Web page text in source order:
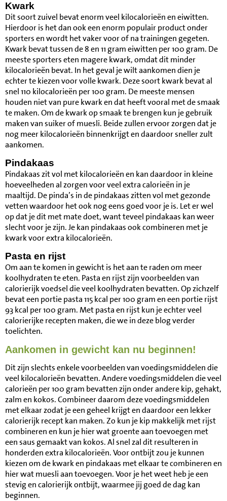
Kwark
Dit soort zuivel bevat enorm veel kilocalorieën en eiwitten.
Hierdoor is het dan ook een enorm populair product onder
sporters en wordt het vaker voor of na trainingen gegeten.
Kwark bevat tussen de 8 en 11 gram eiwitten per 100 gram. De
meeste sporters eten magere kwark, omdat dit minder
kilocalorieën bevat. In het geval je wilt aankomen dien je
echter te kiezen voor volle kwark. Deze soort kwark bevat al
snel 110 kilocalorieën per 100 gram. De meeste mensen
houden niet van pure kwark en dat heeft vooral met de smaak
te maken. Om de kwark op smaak te brengen kun je gebruik
maken van suiker of muesli. Beide zullen ervoor zorgen dat je
nog meer kilocalorieën binnenkrijgt en daardoor sneller zult
aankomen.
Pindakaas
Pindakaas zit vol met kilocalorieën en kan daardoor in kleine
hoeveelheden al zorgen voor veel extra calorieën in je
maaltijd. De pinda’s in de pindakaas zitten vol met gezonde
vetten waardoor het ook nog eens goed voor je is. Let er wel
op dat je dit met mate doet, want teveel pindakaas kan weer
slecht voor je zijn. Je kan pindakaas ook combineren met je
kwark voor extra kilocalorieën.
Pasta en rijst
Om aan te komen in gewicht is het aan te raden om meer
koolhydraten te eten. Pasta en rijst zijn voorbeelden van
calorierijk voedsel die veel koolhydraten bevatten. Op zichzelf
bevat een portie pasta 115 kcal per 100 gram en een portie rijst
93 kcal per 100 gram. Met pasta en rijst kun je echter veel
calorierijke recepten maken, die we in deze blog verder
toelichten.
Aankomen in gewicht kan nu beginnen!
Dit zijn slechts enkele voorbeelden van voedingsmiddelen die
veel kilocalorieën bevatten. Andere voedingsmiddelen die veel
calorieën per 100 gram bevatten zijn onder andere kip, gehakt,
zalm en kokos. Combineer daarom deze voedingsmiddelen
met elkaar zodat je een geheel krijgt en daardoor een lekker
calorierijk recept kan maken. Zo kun je kip makkelijk met rijst
combineren en kun je hier wat groente aan toevoegen met
een saus gemaakt van kokos. Al snel zal dit resulteren in
honderden extra kilocalorieën. Voor ontbijt zou je kunnen
kiezen om de kwark en pindakaas met elkaar te combineren en
hier wat muesli aan toevoegen. Voor je het weet heb je een
stevig en calorierijk ontbijt, waarmee jij goed de dag kan
beginnen.